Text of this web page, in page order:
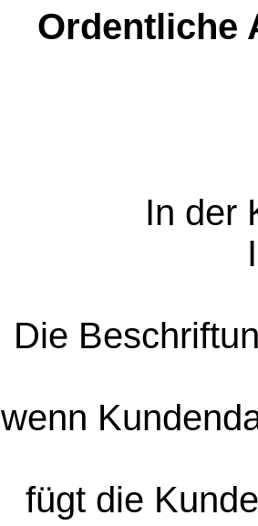
Ordentliche
In der
Die
wenn
fügt die